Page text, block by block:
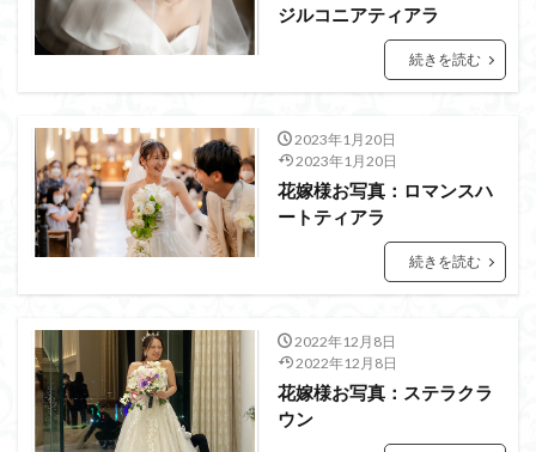
ジルコニアティアラ
続きを読む
2023年1月20日
2023年1月20日
花嫁様お写真：ロマンスハ
ートティアラ
続きを読む
2022年12月8日
2022年12月8日
花嫁様お写真：ステラクラ
ウン